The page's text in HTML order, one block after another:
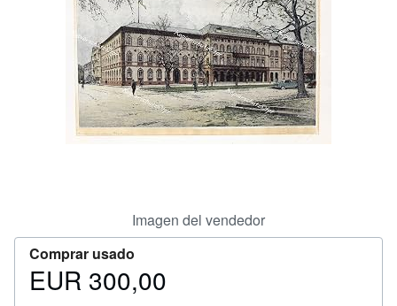
Comenzar a vender
CERRAR
Imagen del vendedor
Comprar usado
Precio
EUR 300,00